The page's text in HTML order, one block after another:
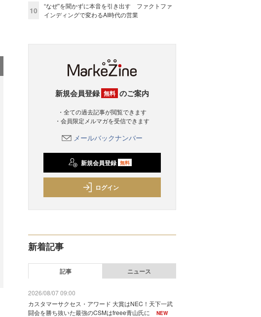
10
“なぜ”を聞かずに本音を引き出す ファクトファ
インディングで変わるAI時代の営業
新規会員登録 無料 のご案内
・全ての過去記事が閲覧できます
・会員限定メルマガを受信できます
メールバックナンバー
新規会員登録 無料
ログイン
新着記事
記事 ニュース
2026/08/07 09:00
カスタマーサクセス・アワード 大賞はNEC！天下一武
闘会を勝ち抜いた最強のCSMはfreee青山氏に
NEW